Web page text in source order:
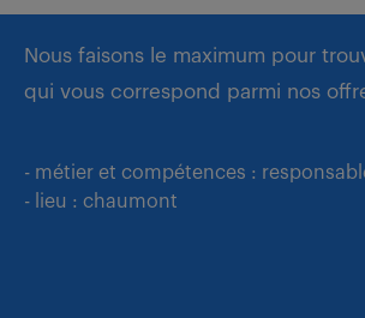
Nous faisons le maximum pour
qui vous correspond parmi nos
- métier et compétences :
- lieu : chaumont